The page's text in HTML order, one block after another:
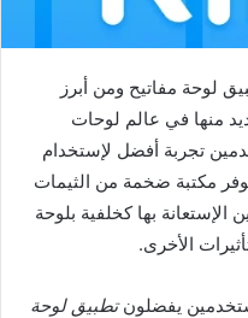
لوحة مفاتيح ومن أبرز
منها في عالم لوحات
تجربة أفضل لإستخدام
يوفر مكتبة ضخمة من الثيمات
بها كخلفية بلوحة
الأخرى.
يفضلونتطبيق لوحة